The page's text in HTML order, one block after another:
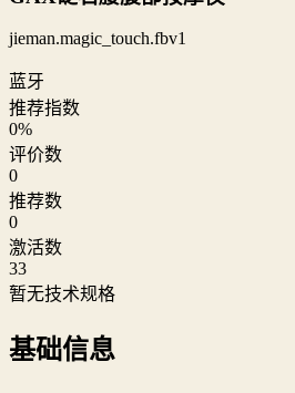
jieman.magic_touch.fbv1
蓝牙
推荐指数
0%
评价数
0
推荐数
0
激活数
33
暂无技术规格
基础信息